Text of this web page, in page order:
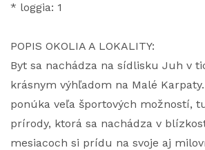
* loggia: 1
POPIS OKOLIA A LOKALITY:
Byt sa nachádza na sídlisku Juh v
krásnym výhľadom na Malé
ponúka veľa športových možností,
prírody, ktorá sa nachádza v
mesiacoch si prídu na svoje aj